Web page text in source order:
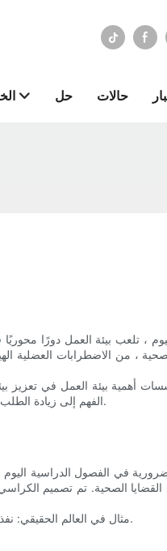
حل حالات
، تلعب بيئة العمل دورًا
، من الاضطرابات العضلية
أهمية بيئة العمل في تعزيز
الفهم إلى زيادة الطلب على الكراسي المريحة المصممة لصالح البيئات التعليمية. يجب أن يكون الموردون متناغمين بهذه المتطلبات المتطورة ، حيث يقدمون منتجات وظيفية وآمنة ودائمة.
في الفصول الدراسية اليوم
الصحية. تم تصميم
مثال في العالم الحقيقي: نفذت منطقة المدارس العامة المحلية في سياتل ، واشنطن ، كراسي مريحة وأبلغت عن انخفاض كبير في شكاوى الطلاب حول عدم الراحة وتحسين مشاركة الفصل.